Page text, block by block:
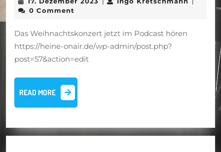
2023
0 Comment
Das Weihnachtskonzert jetzt im Podcast hören
https://heine-onair.de/wp-admin/post.php?
post=57&action=edit
READ MORE
READ
MORE